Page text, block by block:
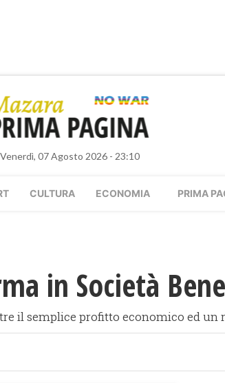
Venerdì, 07 Agosto 2026 - 23:10
CULTURA ECONOMIA PRIMA
in Società
il semplice profitto economico ed un